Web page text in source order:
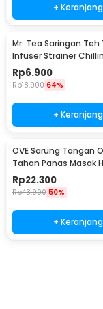
+ Keranjang
Mr. Tea Saringan Teh
Infuser Strainer
Silicon - MR03
Rp6.900
Rp18.900 64%
+ Keranjang
OVE Sarung Tangan
Tahan Panas Masak
Resistant Gloves -
Rp22.300
Rp43.900 50%
+ Keranjang